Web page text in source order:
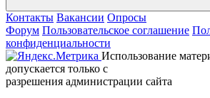
Контакты Вакансии Опросы
Форум Пользовательское соглашение
конфиденциальности
Использование
допускается только с
разрешения администрации сайта